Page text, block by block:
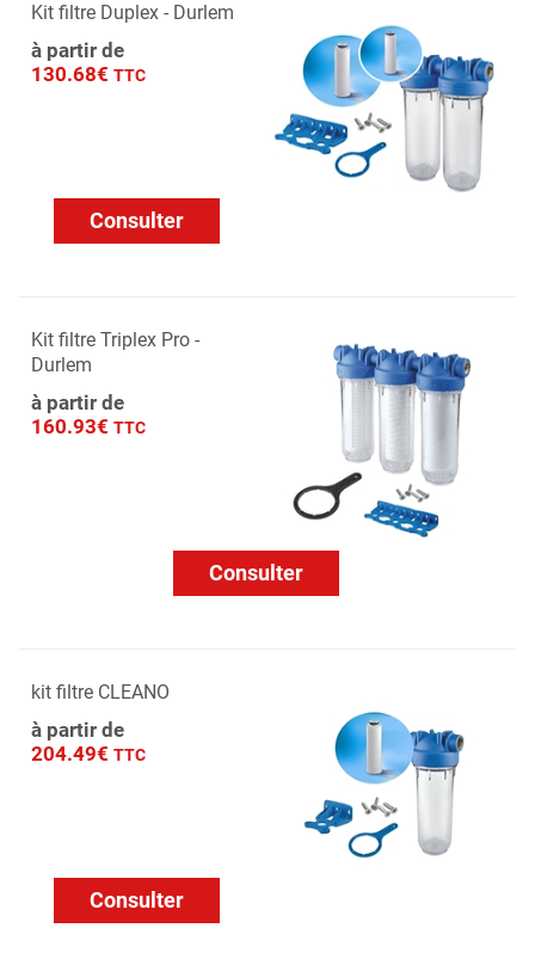
Kit filtre Duplex - Durlem
à partir de
130.68€ TTC
Consulter
Kit filtre Triplex Pro -
Durlem
à partir de
160.93€ TTC
Consulter
kit filtre CLEANO
à partir de
204.49€ TTC
Consulter